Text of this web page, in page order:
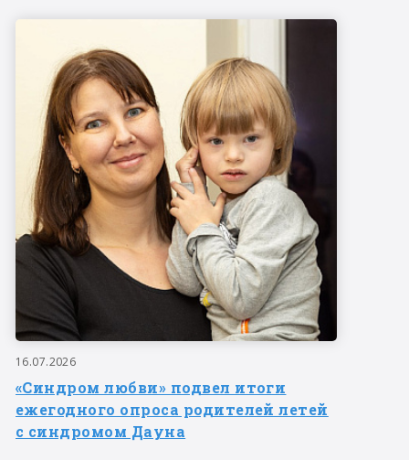
16.07.2026
«Синдром любви» подвел итоги
ежегодного опроса родителей летей
с синдромом Дауна